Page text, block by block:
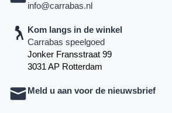
info@carrabas.nl
Kom langs in de winkel
Carrabas speelgoed
Jonker Fransstraat 99
3031 AP Rotterdam
Meld u aan voor de nieuwsbrief